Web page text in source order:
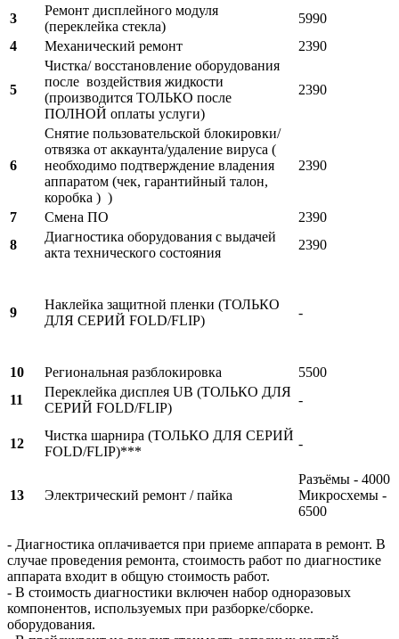
3
Ремонт дисплейного модуля
(переклейка стекла)
5990
4
Механический ремонт 2390
5
Чистка/ восстановление оборудования
после воздействия жидкости
(производится ТОЛЬКО после
ПОЛНОЙ оплаты услуги)
2390
6
Снятие пользовательской блокировки/
отвязка от аккаунта/удаление вируса (
необходимо подтверждение владения
аппаратом (чек, гарантийный талон,
коробка ) )
2390
7 Смена ПО
2390
8
Диагностика оборудования с выдачей
акта технического состояния
2390
9
Наклейка защитной пленки (ТОЛЬКО
ДЛЯ СЕРИЙ FOLD/FLIP)
-
10 Региональная разблокировка
5500
11
Переклейка дисплея UB (ТОЛЬКО ДЛЯ
СЕРИЙ FOLD/FLIP)
-
12
Чистка шарнира (ТОЛЬКО ДЛЯ СЕРИЙ
FOLD/FLIP)***
-
13 Электрический ремонт / пайка
Разъёмы - 4000
Микросхемы -
6500
- Диагностика оплачивается при приеме аппарата в ремонт. В
случае проведения ремонта, стоимость работ по диагностике
аппарата входит в общую стоимость работ.
- В стоимость диагностики включен набор одноразовых
компонентов, используемых при разборке/сборке.
оборудования.